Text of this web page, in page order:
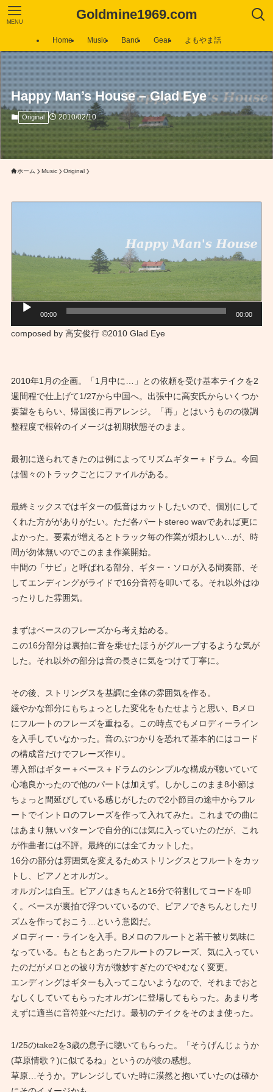
Goldmine1969.com
MENU
Home Music Band Gear よもやま話
Happy Man’s House – Glad Eye
Original 2010/02/10
ホーム Music Original
声
プ
ヤ
ー
00:00 00:00
composed by 高安俊行 ©2010 Glad Eye
2010年1月の企画。「1月中に…」との依頼を受け基本テイクを2
週間程で仕上げて1/27から中国へ。出張中に高安氏からいくつか
要望をもらい、帰国後に再アレンジ。「再」とはいうものの微調
整程度で根幹のイメージは初期状態そのまま。
最初に送られてきたのは例によってリズムギター＋ドラム。今回
は個々のトラックごとにファイルがある。
最終ミックスではギターの低音はカットしたいので、個別にして
くれた方ががありがたい。ただ各パートstereo wavであれば更に
よかった。要素が増えるとトラック毎の作業が煩わしい…が、時
間が勿体無いのでこのまま作業開始。
中間の「サビ」と呼ばれる部分、ギター・ソロが入る間奏部、そ
してエンディングがライドで16分音符を叩いてる。それ以外はゆ
ったりした雰囲気。
まずはベースのフレーズから考え始める。
この16分部分は裏拍に音を乗せたほうがグルーブするような気が
した。それ以外の部分は音の長さに気をつけて丁寧に。
その後、ストリングスを基調に全体の雰囲気を作る。
緩やかな部分にもちょっとした変化をもたせようと思い、Bメロ
にフルートのフレーズを重ねる。この時点でもメロディーライン
を入手していなかった。音のぶつかりを恐れて基本的にはコード
の構成音だけでフレーズ作り。
導入部はギター＋ベース＋ドラムのシンプルな構成が聴いていて
心地良かったので他のパートは加えず。しかしこのまま8小節は
ちょっと間延びしている感じがしたので2小節目の途中からフル
ートでイントロのフレーズを作って入れてみた。これまでの曲に
はあまり無いパターンで自分的には気に入っていたのだが、これ
が作曲者には不評。最終的には全てカットした。
16分の部分は雰囲気を変えるためストリングスとフルートをカッ
トし、ピアノとオルガン。
オルガンは白玉。ピアノはきちんと16分で符割してコードを叩
く。ベースが裏拍で浮ついているので、ピアノできちんとしたリ
ズムを作っておこう…という意図だ。
メロディー・ラインを入手。Bメロのフルートと若干被り気味に
なっている。もともとあったフルートのフレーズ、気に入ってい
たのだがメロとの被り方が微妙すぎたのでやむなく変更。
エンディングはギターも入ってこないようなので、それまでおと
なしくしていてもらったオルガンに登場してもらった。あまり考
えずに適当に音符並べただけ。最初のテイクをそのまま使った。
1/25のtake2を3歳の息子に聴いてもらった。「そうげんじょうか
(草原情歌？)に似てるね」というのが彼の感想。
草原…そうか。アレンジしていた時に漠然と抱いていたのは確か